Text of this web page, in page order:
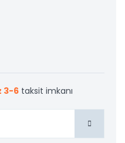
3-6 taksit imkanı